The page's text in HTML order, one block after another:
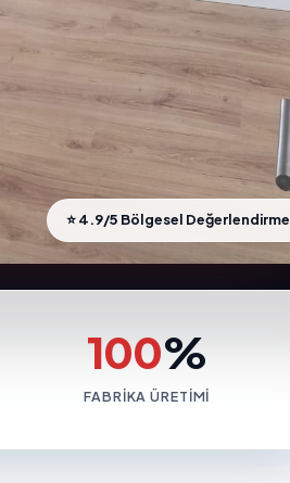
⭐ 4.9/5 Bölgesel Değerlendirme
100%
FABRIKA ÜRETIMI